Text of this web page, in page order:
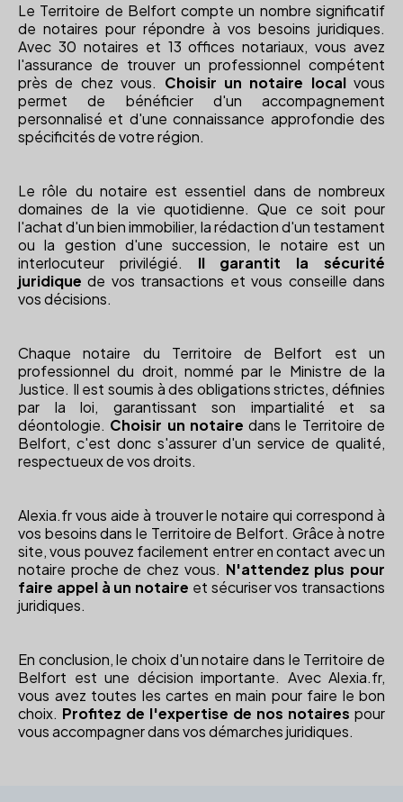
Le Territoire de Belfort compte un nombre significatif
de notaires pour répondre à vos besoins juridiques.
Avec 30 notaires et 13 offices notariaux, vous avez
l'assurance de trouver un professionnel compétent
près de chez vous. Choisir un notaire localvous
permet de bénéficier d'un accompagnement
personnalisé et d'une connaissance approfondie des
spécificités de votre région.
Le rôle du notaire est essentiel dans de nombreux
domaines de la vie quotidienne. Que ce soit pour
l'achat d'un bien immobilier, la rédaction d'un testament
ou la gestion d'une succession, le notaire est un
interlocuteur privilégié. Il garantit la sécurité
juridique de vos transactions et vous conseille dans
vos décisions.
Chaque notaire du Territoire de Belfort est un
professionnel du droit, nommé par le Ministre de la
Justice. Il est soumis à des obligations strictes, définies
par la loi, garantissant son impartialité et sa
déontologie. Choisir un notaire dans le Territoire de
Belfort, c'est donc s'assurer d'un service de qualité,
respectueux de vos droits.
Alexia.fr vous aide à trouver le notaire qui correspond à
vos besoins dans le Territoire de Belfort. Grâce à notre
site, vous pouvez facilement entrer en contact avec un
notaire proche de chez vous. N'attendez plus pour
faire appel à un notaire et sécuriser vos transactions
juridiques.
En conclusion, le choix d'un notaire dans le Territoire de
Belfort est une décision importante. Avec Alexia.fr,
vous avez toutes les cartes en main pour faire le bon
choix. Profitez de l'expertise de nos notaires pour
vous accompagner dans vos démarches juridiques.